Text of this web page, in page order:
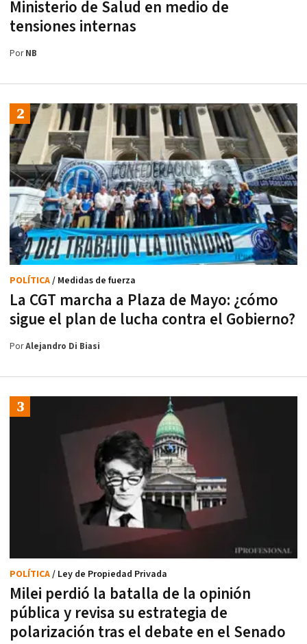
Ministerio de Salud en medio de
tensiones internas
PorNB
La CGT marcha a Plaza de Mayo: ¿cómo
sigue el plan de lucha contra el Gobierno?
POLÍTICA/ Medidas de fuerza
PorAlejandro Di Biasi
Milei perdió la batalla de la opinión
pública y revisa su estrategia de
polarización tras el debate en el Senado
POLÍTICA/ Ley de Propiedad Privada